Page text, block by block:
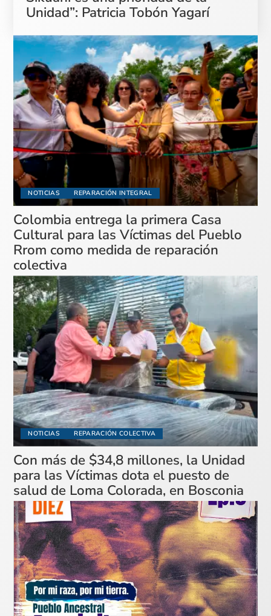
Unidad”: Patricia Tobón Yagarí
NOTICIAS REPARACIÓN INTEGRAL
Colombia entrega la primera Casa
Cultural para las Víctimas del Pueblo
Rrom como medida de reparación
colectiva
NOTICIAS REPARACIÓN COLECTIVA
Con más de $34,8 millones, la Unidad
para las Víctimas dota el puesto de
salud de Loma Colorada, en Bosconia